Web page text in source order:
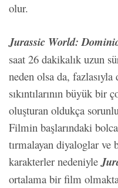
olur.
Jurassic World:
saat 26 dakikalık uzun
neden olsa da,
sıkıntılarının büyük
oluşturan oldukça
Filmin başlarındaki
tırmalayan diyaloglar ve
karakterler nedeniyle
ortalama bir film